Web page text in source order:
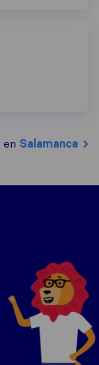
en Salamanca